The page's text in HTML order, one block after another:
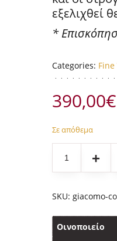
εξελιχθεί
*
Categories:
390,00€
Σε απόθεμα
SKU:giacomo-
Οινοποιείο